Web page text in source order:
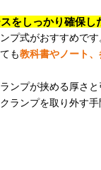
をしっかり確保し
プ式がおすすめで
も教科書やノート
ンプが挟める厚さ
ランプを取り外す手